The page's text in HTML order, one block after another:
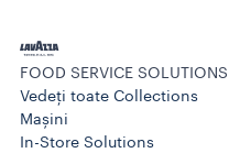
FOOD SERVICE SOLUTIONS
Vedeți toate Collections
Mașini
In-Store Solutions